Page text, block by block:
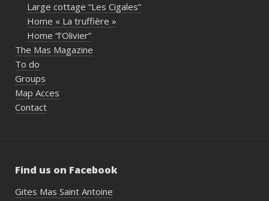
l’organisation. Nous avons été très bien
accompagnés avant le week-end avec de
nombreux conseils utiles, aussi bien pour
les prestataires que pour l’organisation
recommandations données sur place
piscine, nature, tranquillité, nombreux
hébergements et beaucoup d’activités à
Large cottage “Les Cigales”
Home « La truffière »
Home “l’Olivier”
The Mas Magazine
To do
Groups
Map Acces
Contact
Find us on Facebook
Gites Mas Saint Antoine